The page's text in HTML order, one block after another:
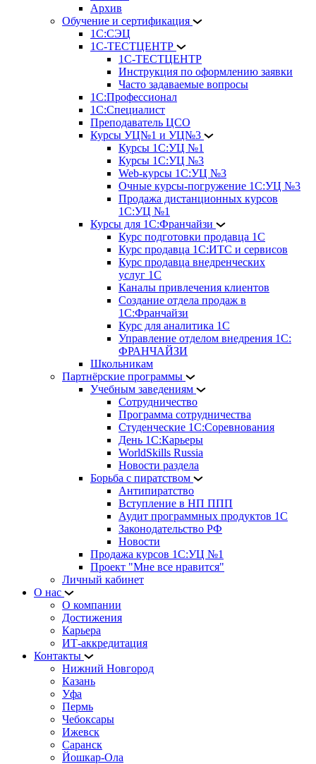
Архив
Обучение и сертификация
1С:СЭЦ
1С-ТЕСТЦЕНТР
1С-ТЕСТЦЕНТР
Инструкция по оформлению заявки
Часто задаваемые вопросы
1С:Профессионал
1С:Специалист
Преподаватель ЦСО
Курсы УЦ№1 и УЦ№3
Курсы 1С:УЦ №1
Курсы 1С:УЦ №3
Web-курсы 1С:УЦ №3
Очные курсы-погружение 1С:УЦ №3
Продажа дистанционных курсов
1С:УЦ №1
Курсы для 1С:Франчайзи
Курс подготовки продавца 1С
Курс продавца 1С:ИТС и сервисов
Курс продавца внедренческих
услуг 1С
Каналы привлечения клиентов
Создание отдела продаж в
1С:Франчайзи
Курс для аналитика 1С
Управление отделом внедрения 1С:
ФРАНЧАЙЗИ
Школьникам
Партнёрские программы
Учебным заведениям
Сотрудничество
Программа сотрудничества
Студенческие 1С:Соревнования
День 1С:Карьеры
WorldSkills Russia
Новости раздела
Борьба с пиратством
Антипиратство
Вступление в НП ППП
Аудит программных продуктов 1С
Законодательство РФ
Новости
Продажа курсов 1С:УЦ №1
Проект "Мне все нравится"
Личный кабинет
О нас
О компании
Достижения
Карьера
ИТ-аккредитация
Контакты
Нижний Новгород
Казань
Уфа
Пермь
Чебоксары
Ижевск
Саранск
Йошкар-Ола